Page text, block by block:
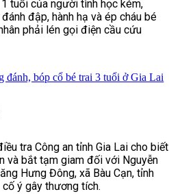
tuổi của người tình học kém,
đập, hành hạ và ép cháu bé
phải lén gọi điện cầu cứu
đánh, bóp cổ bé trai 3 tuổi ở Gia Lai
tra Công an tỉnh Gia Lai cho biết
và bắt tạm giam đối với Nguyễn
Hưng Đông, xã Bàu Cạn, tỉnh
ý gây thương tích.